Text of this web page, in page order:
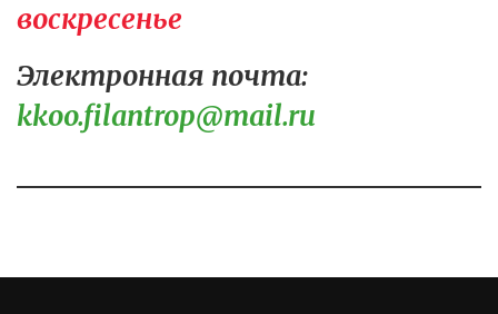
воскресенье
Электронная почта:
kkoo.filantrop@mail.ru